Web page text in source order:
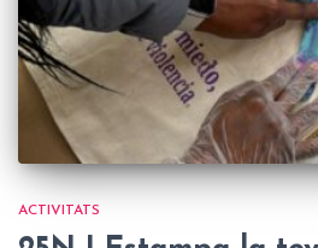
ACTIVITATS